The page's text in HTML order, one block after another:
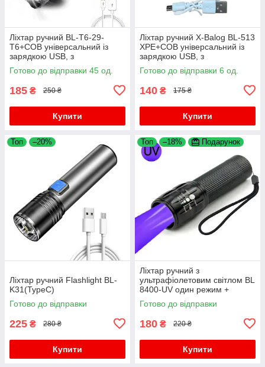
Ліхтар ручний BL-T6-29-
T6+COB універсальний із
зарядкою USB, з
фокусуванням, бічне світло
Готово до відправки 45 од.
185 ₴ 250 ₴
Купити
Ліхтар ручний X-Balog BL-513
XPE+COB універсальний із
зарядкою USB, з
фокусуванням, бічне світло
Готово до відправки 6 од.
140 ₴ 175 ₴
Купити
Топ –20%
Ліхтар ручний Flashlight BL-
K31(TypeC)
Готово до відправки
225 ₴ 280 ₴
Купити
Топ –18% Подарунок
Ліхтар ручний з
ультрафіолетовим світлом BL
8400-UV один режим +
батарейки в подарунок
Готово до відправки
180 ₴ 220 ₴
Купити